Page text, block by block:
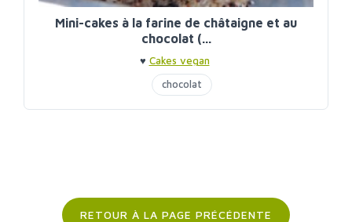
Mini-cakes à la farine de châtaigne et au
chocolat (...
♥ Cakes vegan
chocolat
RETOUR À LA PAGE PRÉCÉDENTE